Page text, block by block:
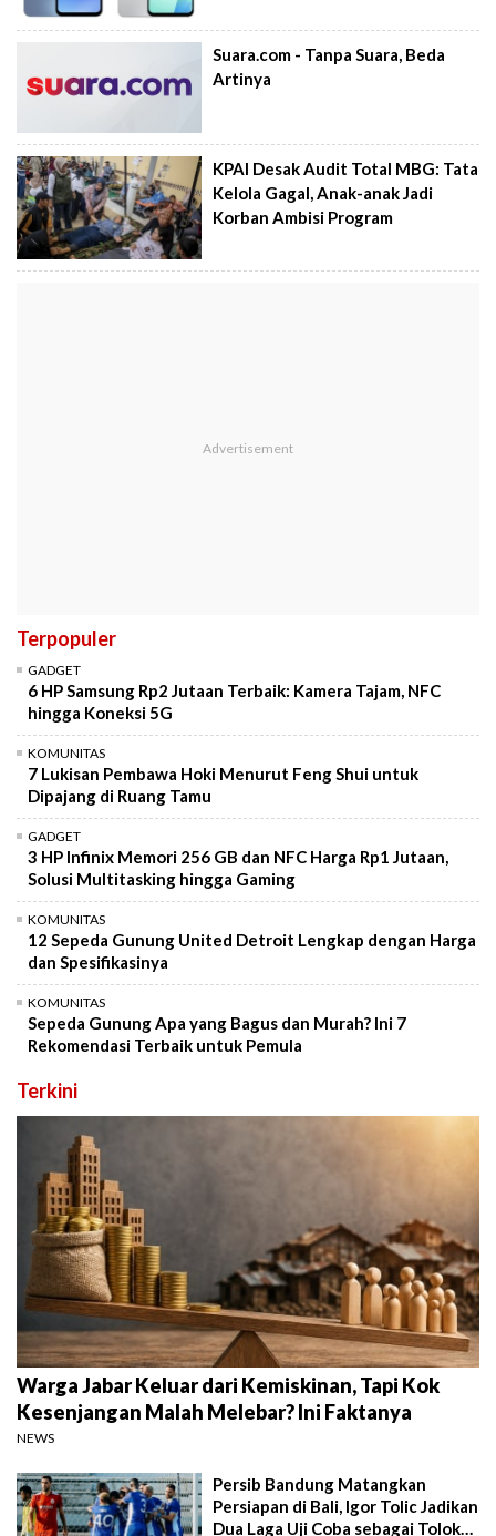
Suara.com - Tanpa Suara, Beda
Artinya
KPAI Desak Audit Total MBG: Tata
Kelola Gagal, Anak-anak Jadi
Korban Ambisi Program
Terpopuler
GADGET
6 HP Samsung Rp2 Jutaan Terbaik: Kamera Tajam, NFC
hingga Koneksi 5G
KOMUNITAS
7 Lukisan Pembawa Hoki Menurut Feng Shui untuk
Dipajang di Ruang Tamu
GADGET
3 HP Infinix Memori 256 GB dan NFC Harga Rp1 Jutaan,
Solusi Multitasking hingga Gaming
KOMUNITAS
12 Sepeda Gunung United Detroit Lengkap dengan Harga
dan Spesifikasinya
KOMUNITAS
Sepeda Gunung Apa yang Bagus dan Murah? Ini 7
Rekomendasi Terbaik untuk Pemula
Terkini
Warga Jabar Keluar dari Kemiskinan, Tapi Kok
Kesenjangan Malah Melebar? Ini Faktanya
NEWS
Persib Bandung Matangkan
Persiapan di Bali, Igor Tolic Jadikan
Dua Laga Uji Coba sebagai Tolok